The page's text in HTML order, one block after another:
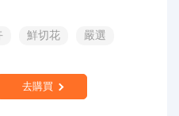
鮮切花
嚴選
去購買